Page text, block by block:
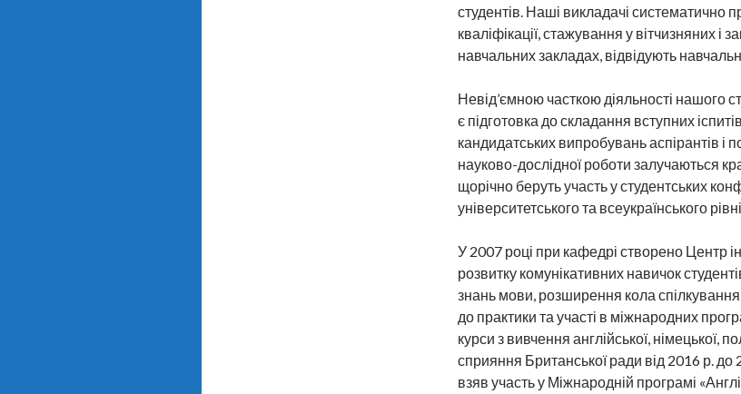
студентів. Наші викладачі систематично
кваліфікації, стажування у вітчизняних і
навчальних закладах, відвідують
Невід’ємною часткою діяльності нашого
є підготовка до складання вступних
кандидатських випробувань аспірантів і
науково-дослідної роботи залучаються
щорічно беруть участь у студентських
університетського та всеукраїнського
У 2007 році при кафедрі створено Центр
розвитку комунікативних навичок
знань мови, розширення кола спілкування,
до практики та участі в міжнародних
курси з вивчення англійської, німецької,
сприяння Британської ради від 2016 р. до
взяв участь у Міжнародній програмі